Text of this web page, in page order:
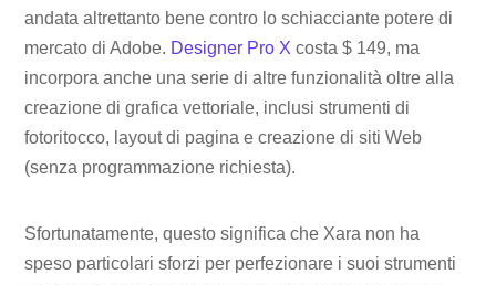
andata altrettanto bene contro lo schiacciante potere di
mercato di Adobe. Designer Pro X costa $ 149, ma
incorpora anche una serie di altre funzionalità oltre alla
creazione di grafica vettoriale, inclusi strumenti di
fotoritocco, layout di pagina e creazione di siti Web
(senza programmazione richiesta).
Sfortunatamente, questo significa che Xara non ha
speso particolari sforzi per perfezionare i suoi strumenti